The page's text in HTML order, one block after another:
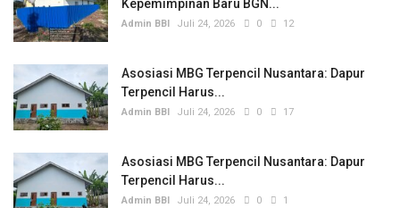
Kepemimpinan Baru BGN...
Admin BBI Juli 24, 2026 0 12
Asosiasi MBG Terpencil Nusantara: Dapur
Terpencil Harus...
Admin BBI Juli 24, 2026 0 17
Asosiasi MBG Terpencil Nusantara: Dapur
Terpencil Harus...
Admin BBI Juli 24, 2026 0 1